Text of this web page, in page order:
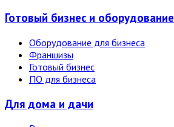
Готовый бизнес и оборудование
Оборудование для бизнеса
Франшизы
Готовый бизнес
ПО для бизнеса
Для дома и дачи